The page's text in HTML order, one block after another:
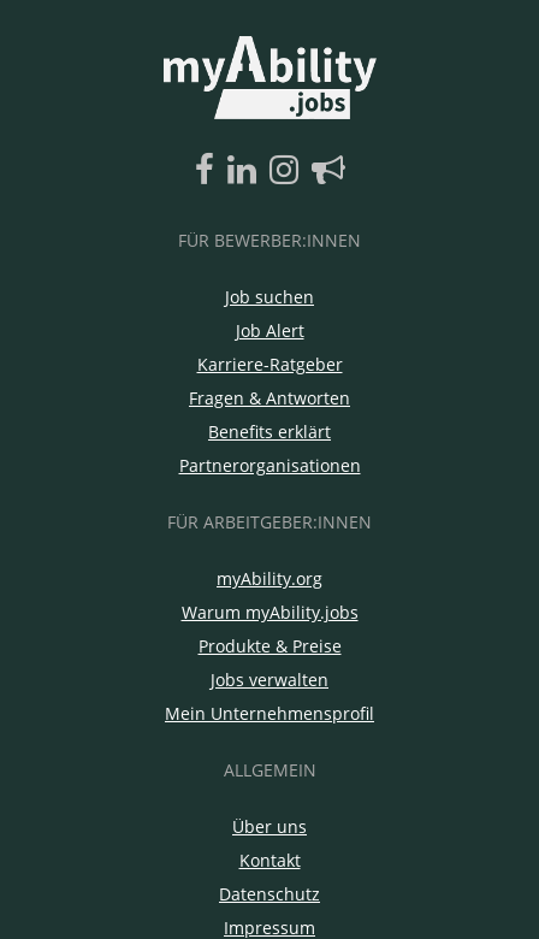
FÜR BEWERBER:INNEN
Job suchen
Job Alert
Karriere-Ratgeber
Fragen & Antworten
Benefits erklärt
Partnerorganisationen
FÜR ARBEITGEBER:INNEN
myAbility.org
Warum myAbility.jobs
Produkte & Preise
Jobs verwalten
Mein Unternehmensprofil
ALLGEMEIN
Über uns
Kontakt
Datenschutz
Impressum